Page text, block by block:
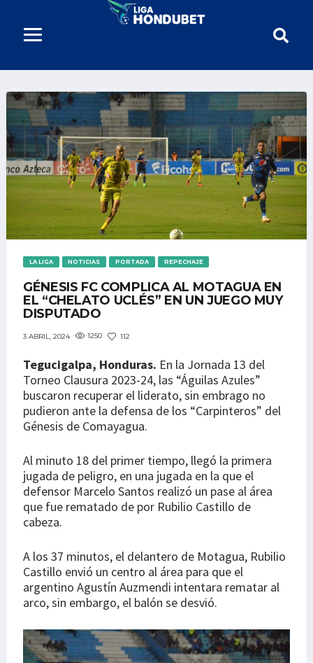
LA LIGA NOTICIAS PORTADA REPECHAJE
GÉNESIS FC COMPLICA AL MOTAGUA EN
EL “CHELATO UCLÉS” EN UN JUEGO MUY
DISPUTADO
3 ABRIL, 2024 1250 112
Tegucigalpa, Honduras. En la Jornada 13 del
Torneo Clausura 2023-24, las “Águilas Azules”
buscaron recuperar el liderato, sin embrago no
pudieron ante la defensa de los “Carpinteros” del
Génesis de Comayagua.
Al minuto 18 del primer tiempo, llegó la primera
jugada de peligro, en una jugada en la que el
defensor Marcelo Santos realizó un pase al área
que fue rematado de por Rubilio Castillo de
cabeza.
A los 37 minutos, el delantero de Motagua, Rubilio
Castillo envió un centro al área para que el
argentino Agustín Auzmendi intentara rematar al
arco, sin embargo, el balón se desvió.